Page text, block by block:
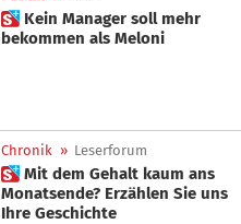
 Kein Manager soll mehr
bekommen als Meloni
Chronik » Leserforum
 Mit dem Gehalt kaum ans
Monatsende? Erzählen Sie uns
Ihre Geschichte